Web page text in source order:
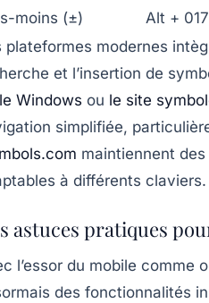
moins (±) Alt +
plateformes modernes
et l’insertion de
Windows ou le site
simplifiée,
maintiennent
à différents claviers.
astuces pratiques
l’essor du mobile comme
des fonctionnalités